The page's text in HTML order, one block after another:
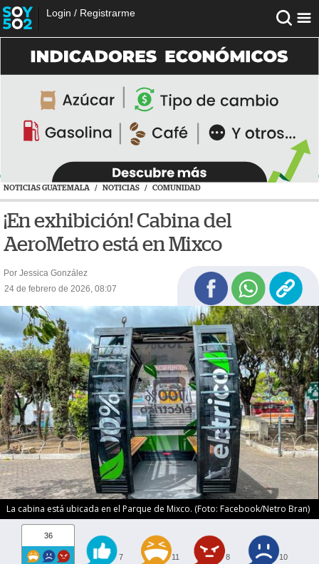
Login / Registrarme
NOTICIAS GUATEMALA / NOTICIAS / COMUNIDAD
¡En exhibición! Cabina del
AeroMetro está en Mixco
Por Jessica González
24 de febrero de 2026, 08:07
La cabina está ubicada en el Parque de Mixco. (Foto: Facebook/Netro Bran)
36
7 11 8 10